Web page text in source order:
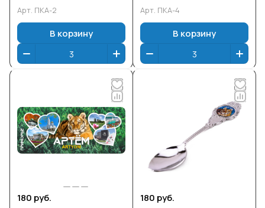
Арт. ПКА-2
В корзину
Арт. ПКА-4
В корзину
180 руб.
180 руб.